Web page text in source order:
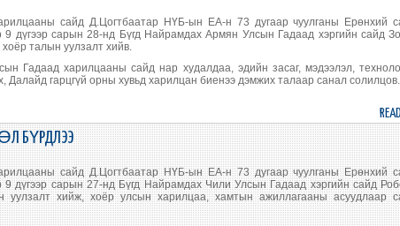
сайд Д.Цогтбаатар НҮБ-ын ЕА-н 73 дугаар чуулганы Ерөнхий
дүгээр сарын 28-нд Бүгд Найрамдах Армян Улсын Гадаад хэргийн сайд
талын уулзалт хийв.
Гадаад харилцааны сайд нар худалдаа, эдийн засаг, мэдээлэл,
Далайд гарцгүй орны хувьд харилцан биенээ дэмжих талаар санал солилцов.
БҮРДЛЭЭ
сайд Д.Цогтбаатар НҮБ-ын ЕА-н 73 дугаар чуулганы Ерөнхий
дүгээр сарын 27-нд Бүгд Найрамдах Чили Улсын Гадаад хэргийн сайд
уулзалт хийж, хоёр улсын харилцаа, хамтын ажиллагааны асуудлаар